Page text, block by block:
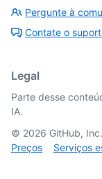
Pergunte à
Contate o
Legal
Parte desse
IA.
© 2026 GitHub, Inc.
Preços
Serviços